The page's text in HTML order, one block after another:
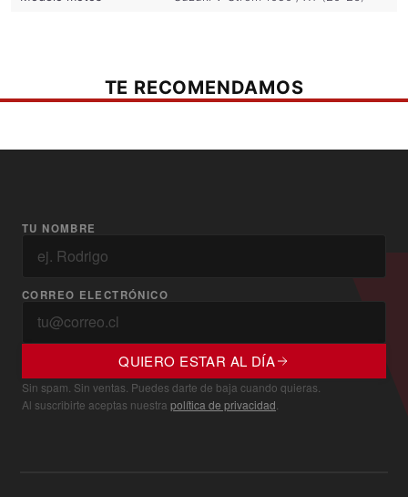
TE RECOMENDAMOS
TU NOMBRE
CORREO ELECTRÓNICO
QUIERO ESTAR AL DÍA
Sin spam. Sin ventas. Puedes darte de baja cuando quieras.
Al suscribirte aceptas nuestra política de privacidad